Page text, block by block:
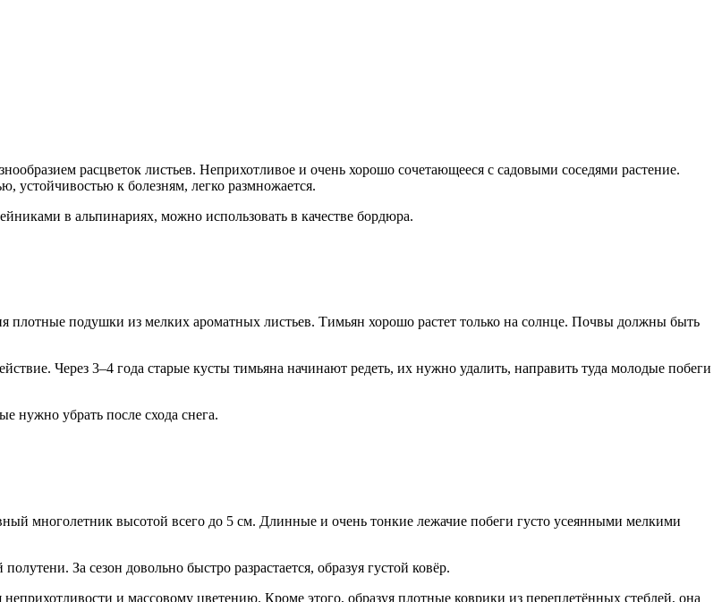
расцветок листьев. Неприхотливое и очень хорошо сочетающееся с садовыми соседями растение.
устойчивостью к болезням, легко размножается.
в альпинариях, можно использовать в качестве бордюра.
плотные подушки из мелких ароматных листьев. Тимьян хорошо растет только на солнце. Почвы должны быть
Через 3–4 года старые кусты тимьяна начинают редеть, их нужно удалить, направить туда молодые побеги
нужно убрать после схода снега.
многолетник высотой всего до 5 см. Длинные и очень тонкие лежачие побеги густо усеянными мелкими
За сезон довольно быстро разрастается, образуя густой ковёр.
и массовому цветению. Кроме этого, образуя плотные коврики из переплетённых стеблей, она